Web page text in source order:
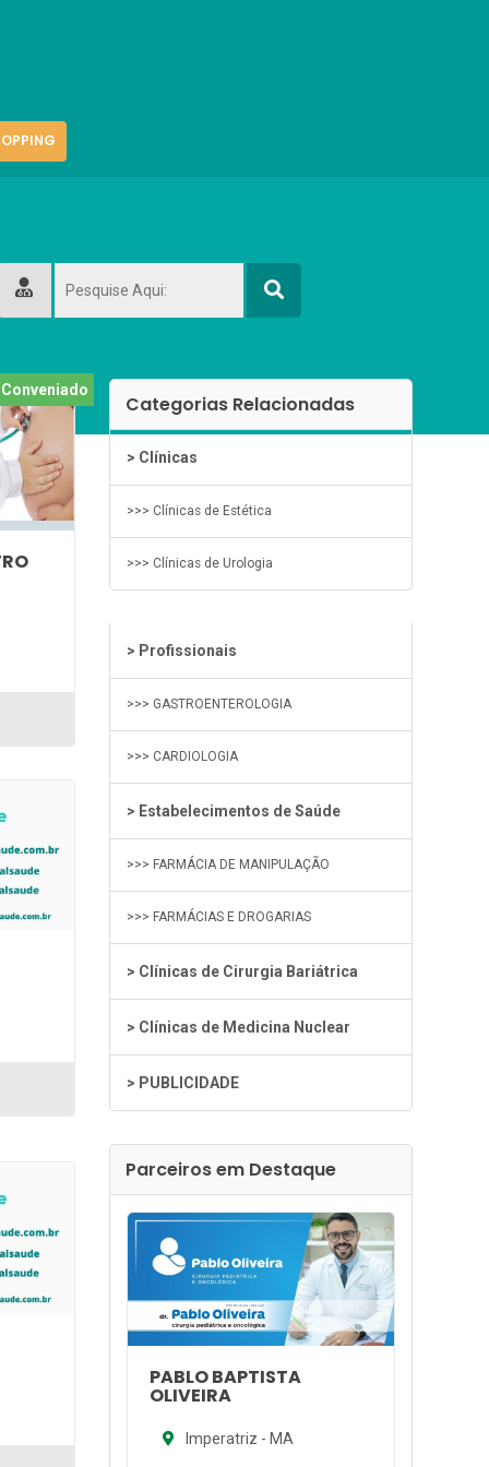
Conveniado
Categorias Relacionadas
> Clínicas
>>> Clínicas de Estética
>>> Clínicas de Urologia
> Profissionais
>>> GASTROENTEROLOGIA
>>> CARDIOLOGIA
> Estabelecimentos de Saúde
>>> FARMÁCIA DE MANIPULAÇÃO
>>> FARMÁCIAS E DROGARIAS
> Clínicas de Cirurgia Bariátrica
> Clínicas de Medicina Nuclear
> PUBLICIDADE
Parceiros em Destaque
PABLO BAPTISTA
OLIVEIRA
Imperatriz - MA